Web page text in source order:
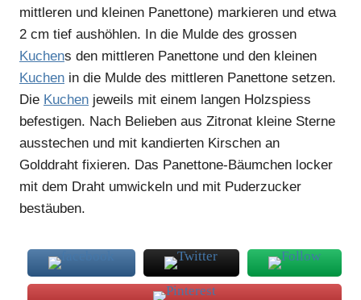
mittleren und kleinen Panettone) markieren und etwa
2 cm tief aushöhlen. In die Mulde des grossen
Kuchens den mittleren Panettone und den kleinen
Kuchen in die Mulde des mittleren Panettone setzen.
Die Kuchen jeweils mit einem langen Holzspiess
befestigen. Nach Belieben aus Zitronat kleine Sterne
ausstechen und mit kandierten Kirschen an
Golddraht fixieren. Das Panettone-Bäumchen locker
mit dem Draht umwickeln und mit Puderzucker
bestäuben.